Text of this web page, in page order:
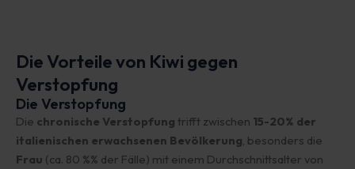
Die Vorteile von Kiwi gegen
Verstopfung
Die Verstopfung
Die chronische Verstopfung trifft zwischen 15-20% der
italienischen erwachsenen Bevölkerung, besonders die
Frau (ca. 80 %% der Fälle) mit einem Durchschnittsalter von